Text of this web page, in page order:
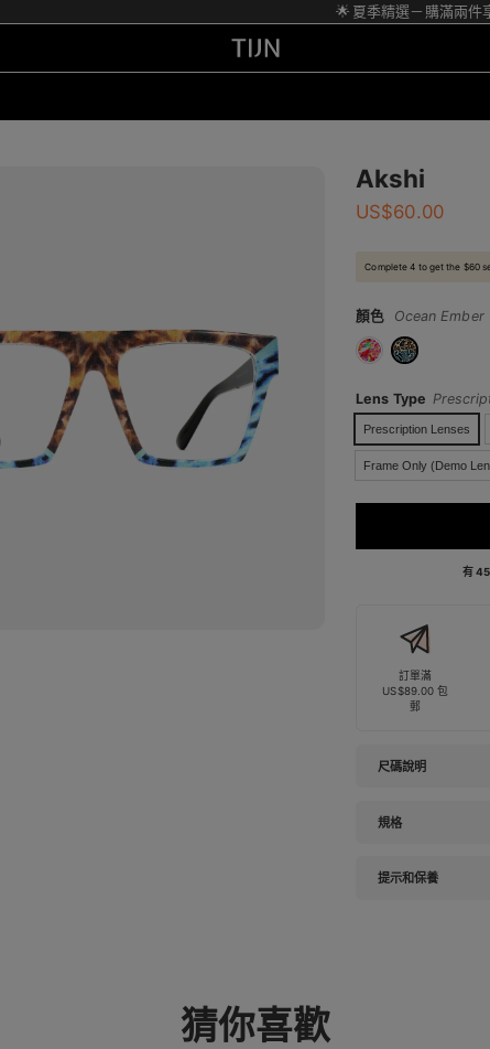
🌟 夏季精選－購滿兩件
Akshi
US$60.00
Complete 4 to get the $60
顏色 Ocean Ember
Lens Type
Prescription Lenses
Frame Only (Demo
有
訂單滿
US$89.00 包
郵
尺碼說明
規格
提示和保養
猜你喜歡